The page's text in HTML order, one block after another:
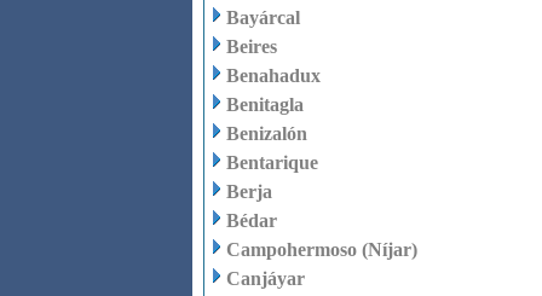
Bayárcal
Beires
Benahadux
Benitagla
Benizalón
Bentarique
Berja
Bédar
Campohermoso (Níjar)
Canjáyar